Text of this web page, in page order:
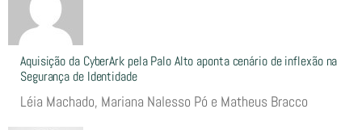
Aquisição da CyberArk pela Palo Alto aponta cenário de inflexão na
Segurança de Identidade
Léia Machado, Mariana Nalesso Pó e Matheus Bracco